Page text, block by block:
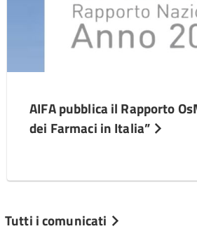
AIFA pubblica il Rapporto
dei Farmaci in Italia”
Tutti i comunicati